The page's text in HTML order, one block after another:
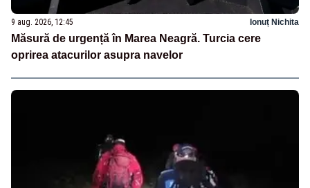
9 aug. 2026, 12:45 Ionuț Nichita
Măsură de urgență în Marea Neagră. Turcia cere
oprirea atacurilor asupra navelor